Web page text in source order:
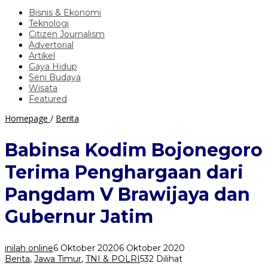
Bisnis & Ekonomi
Teknologi
Citizen Journalism
Advertorial
Artikel
Gaya Hidup
Seni Budaya
Wisata
Featured
Homepage / Berita
Bojonegoro
Terima
Penghargaan
dari
Pangdam
V
Brawijaya
dan
Jatim
Babinsa Kodim Bojonegoro
Terima Penghargaan dari
Pangdam V Brawijaya dan
Gubernur Jatim
inilah online6 Oktober 20206 Oktober 2020
Berita, Jawa Timur, TNI & POLRI532 Dilihat